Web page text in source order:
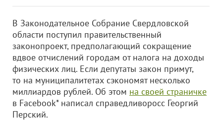
В Законодательное Собрание Свердловской
области поступил правительственный
законопроект, предполагающий сокращение
вдвое отчислений городам от налога на доходы
физических лиц. Если депутаты закон примут,
то на муниципалитетах сэкономят несколько
миллиардов рублей. Об этом на своей страничке
в Facebook* написал справедливоросс Георгий
Перский.